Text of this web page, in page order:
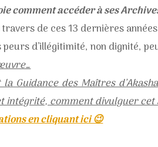
comment accéder à ses
de ces 13 dernières
peurs d’illégitimité, non dignité,
Guidance des Maîtres
comment divulguer cet
en cliquant ici 😉